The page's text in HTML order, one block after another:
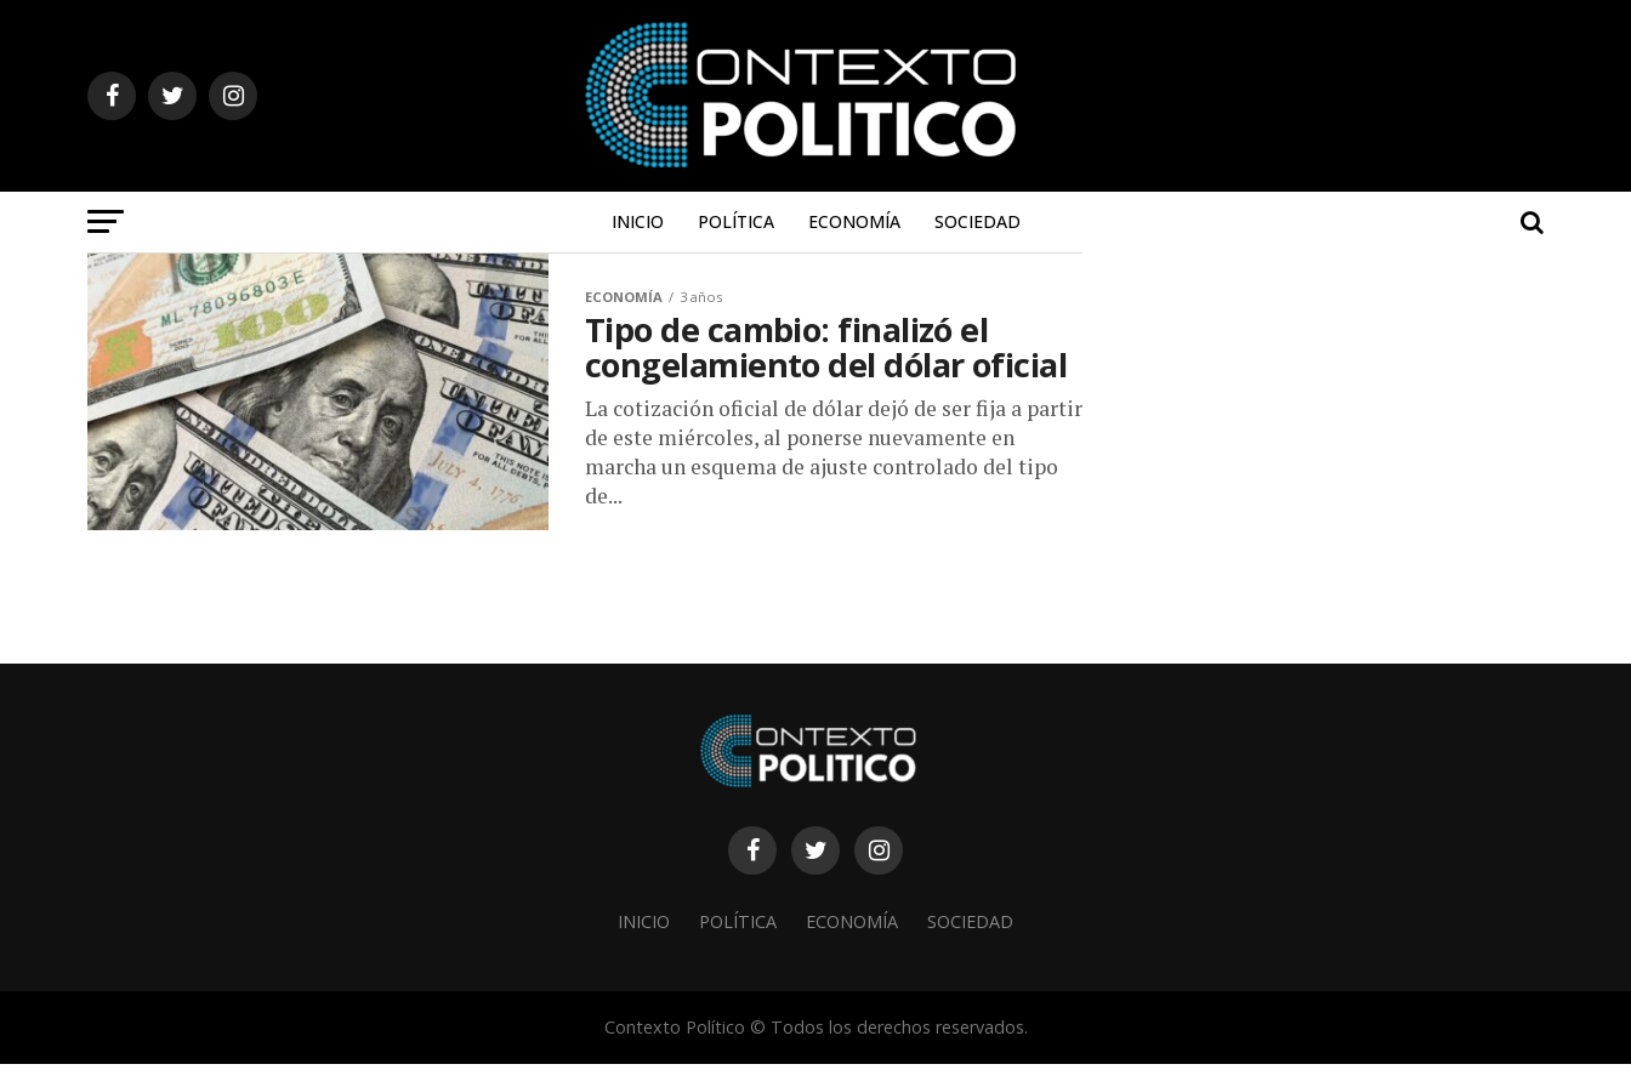
INICIO POLÍTICA ECONOMÍA SOCIEDAD
ECONOMÍA 3 años
Tipo de cambio: finalizó el
congelamiento del dólar oficial
La cotización oficial de dólar dejó de ser fija a partir
de este miércoles, al ponerse nuevamente en
marcha un esquema de ajuste controlado del tipo
de...
INICIO POLÍTICA ECONOMÍA SOCIEDAD
Contexto Político © Todos los derechos reservados.